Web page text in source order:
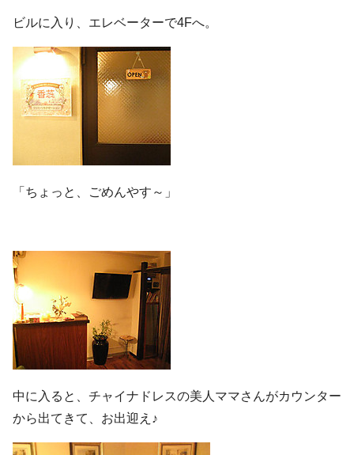
ビルに入り、エレベーターで4Fへ。
「ちょっと、ごめんやす～」
中に入ると、チャイナドレスの美人ママさんがカウンター
から出てきて、お出迎え♪